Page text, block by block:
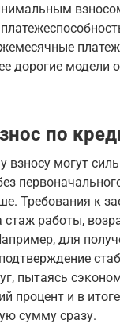
дорогие модели
по
могут
Требования к
работы,
для
пытаясь
процент и в
сумму сразу.